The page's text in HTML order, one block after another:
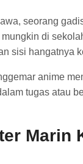
seorang
di
sisi hangatnya
anime
tugas atau
Marin